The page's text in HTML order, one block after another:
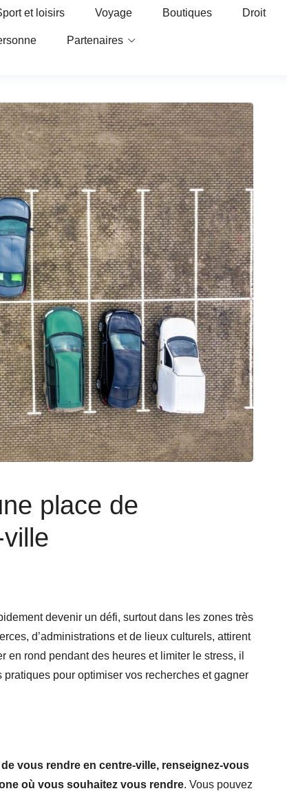
et loisirs Voyage Boutiques Droit
Partenaires
place de
devenir un défi, surtout dans les zones très
d’administrations et de lieux culturels, attirent
rond pendant des heures et limiter le stress, il
pour optimiser vos recherches et gagner
vous rendre en centre-ville, renseignez-vous
où vous souhaitez vous rendre. Vous pouvez